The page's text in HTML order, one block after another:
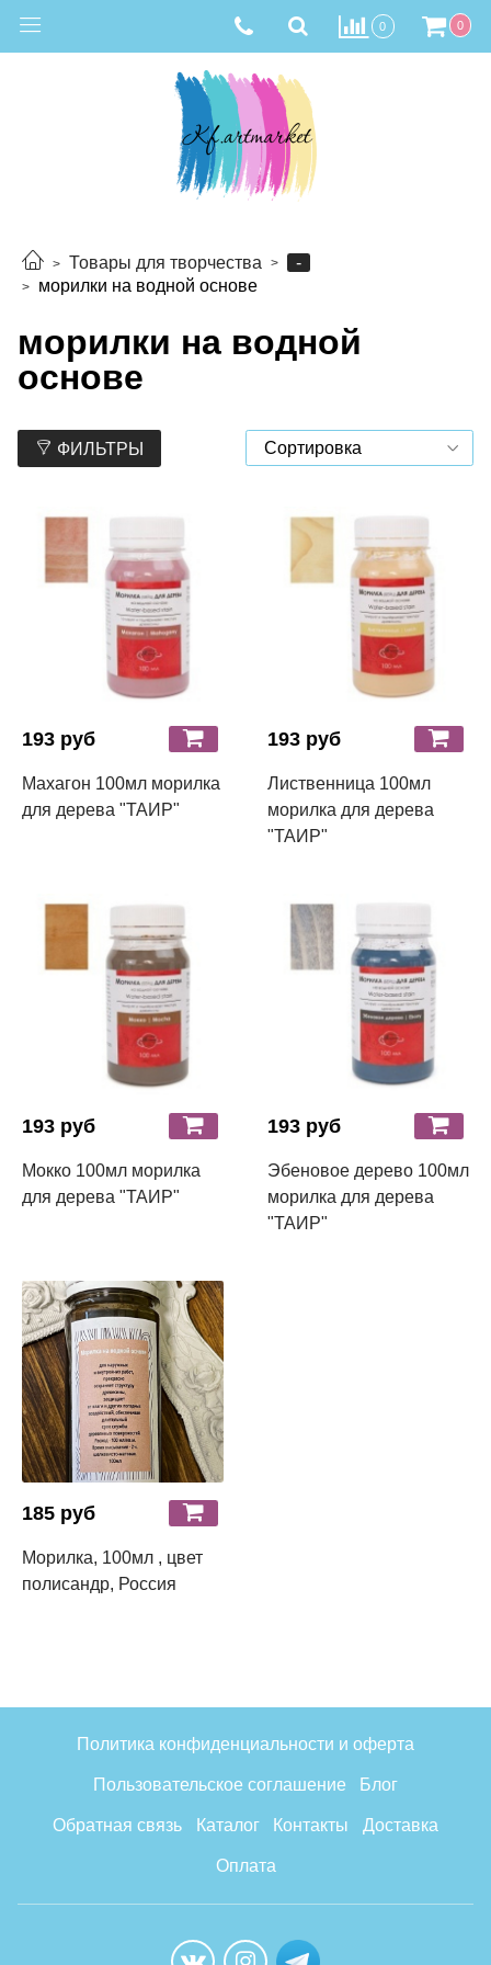
0 0
Товары для творчества
-
морилки на водной основе
морилки на водной
основе
ФИЛЬТРЫ
193 руб
Махагон 100мл морилка
для дерева "ТАИР"
193 руб
Лиственница 100мл
морилка для дерева
"ТАИР"
193 руб
Мокко 100мл морилка
для дерева "ТАИР"
193 руб
Эбеновое дерево 100мл
морилка для дерева
"ТАИР"
185 руб
Морилка, 100мл , цвет
полисандр, Россия
Политика конфиденциальности и оферта
Пользовательское соглашение Блог
Обратная связь Каталог Контакты Доставка
Оплата